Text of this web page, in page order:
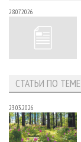
28.07.2026
СТАТЬИ ПО ТЕМЕ
23.03.2026